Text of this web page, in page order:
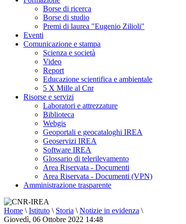
Borse di ricerca
Borse di studio
Premi di laurea "Eugenio Zilioli"
Eventi
Comunicazione e stampa
Scienza e società
Video
Report
Educazione scientifica e ambientale
5 X Mille al Cnr
Risorse e servizi
Laboratori e attrezzature
Biblioteca
Webgis
Geoportali e geocataloghi IREA
Geoservizi IREA
Software IREA
Glossario di telerilevamento
Area Riservata - Documenti
Area Riservata - Documenti (VPN)
Amministrazione trasparente
Home \ Istituto \ Storia \ Notizie in evidenza \
Giovedì, 06 Ottobre 2022 14:48